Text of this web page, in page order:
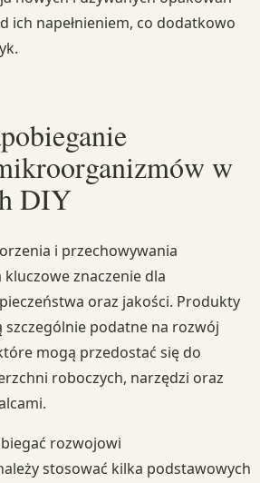
ich napełnieniem, co dodatkowo
w
DIY
i przechowywania
znaczenie dla
oraz jakości. Produkty
szczególnie podatne na rozwój
mogą przedostać się do
roboczych, narzędzi oraz
rozwojowi
stosować kilka podstawowych